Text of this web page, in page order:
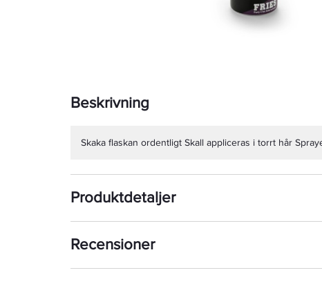
Beskrivning
Skaka flaskan ordentligt Skall appliceras i torrt hår
Produktdetaljer
Recensioner